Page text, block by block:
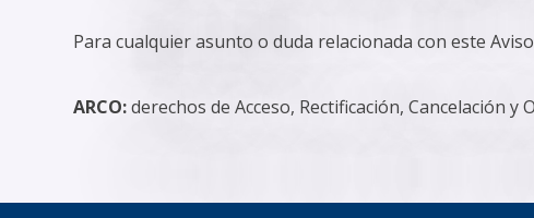
Para cualquier asunto o duda relacionada con este
ARCO:derechos de Acceso, Rectificación, Cancelación y